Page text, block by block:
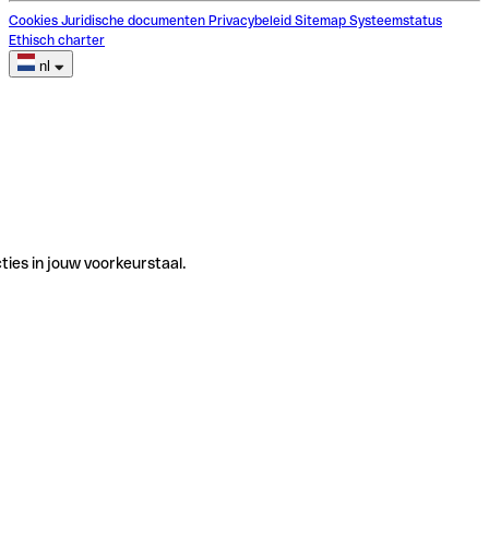
Cookies Juridische documenten Privacybeleid Sitemap Systeemstatus
Ethisch charter
nl
in jouw voorkeurstaal.